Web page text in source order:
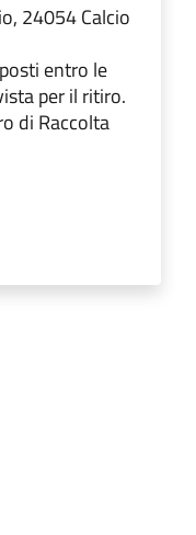
24054 Calcio
entro le
per il ritiro.
di Raccolta